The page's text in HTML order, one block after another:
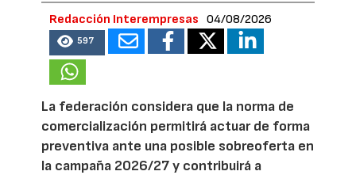
Redacción Interempresas 04/08/2026
597
La federación considera que la norma de
comercialización permitirá actuar de forma
preventiva ante una posible sobreoferta en
la campaña 2026/27 y contribuirá a